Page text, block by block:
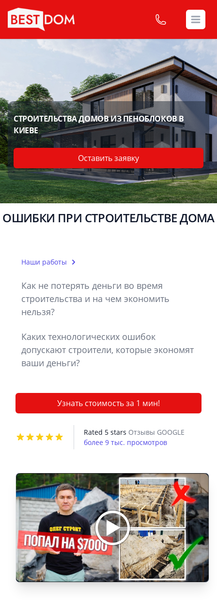
СТРОИТЕЛЬСТВА ДОМОВ ИЗ ПЕНОБЛОКОВ В
КИЕВЕ
Оставить заявку
ОШИБКИ ПРИ СТРОИТЕЛЬСТВЕ ДОМА
Наши работы
Как не потерять деньги во время
строительства и на чем экономить
нельзя?
Каких технологических ошибок
допускают строители, которые экономят
ваши деньги?
Узнать стоимость за 1 мин!
Rated 5 stars Отзывы GOOGLE
более 9 тыс. просмотров